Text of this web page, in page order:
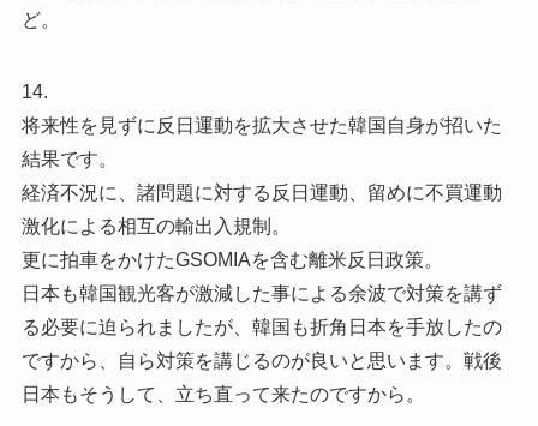
ど。
14.
将来性を見ずに反日運動を拡大させた韓国自身が招いた
結果です。
経済不況に、諸問題に対する反日運動、留めに不買運動
激化による相互の輸出入規制。
更に拍車をかけたGSOMIAを含む離米反日政策。
日本も韓国観光客が激減した事による余波で対策を講ず
る必要に迫られましたが、韓国も折角日本を手放したの
ですから、自ら対策を講じるのが良いと思います。戦後
日本もそうして、立ち直って来たのですから。